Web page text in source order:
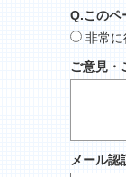
Q.このペ
非常に
ご意見・
メール認